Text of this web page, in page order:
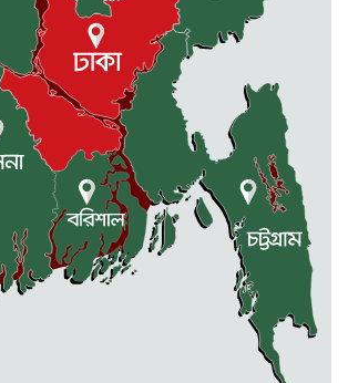
জুলাই গণঅভ্যুত্থান দিবস উপলক্ষে
কলমাকান্দায় আলোচনা সভা ও সংবর্ধনা
অনুষ্ঠিত
ধর্মীয় উপাসনালয়ে কর্মরতরা পাবেন
সম্মানি ভাতা
বকেয়া মজুরির দাবিতে শ্রমিকদের
বিক্ষোভ ও মানবন্ধন